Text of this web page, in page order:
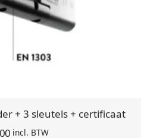
+ 3 sleutels + certificaat
incl. BTW